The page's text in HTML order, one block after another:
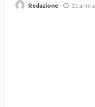
Redazione 11 anni